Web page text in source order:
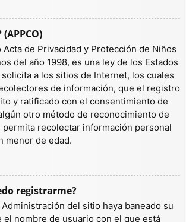
(APPCO)
Acta de Privacidad y Protección de Niños
del año 1998, es una ley de los Estados
a los sitios de Internet, los cuales
de información, que el registro
y ratificado con el consentimiento de
otro método de reconocimiento de
permita recolectar información personal
menor de edad.
registrarme?
del sitio haya baneado su
el nombre de usuario con el que está